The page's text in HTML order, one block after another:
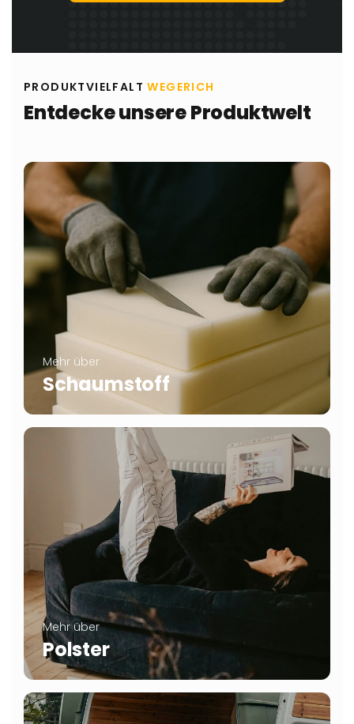
PRODUKTVIELFALT WEGERICH
Entdecke unsere Produktwelt
Mehr über
Schaumstoff
Mehr über
Polster